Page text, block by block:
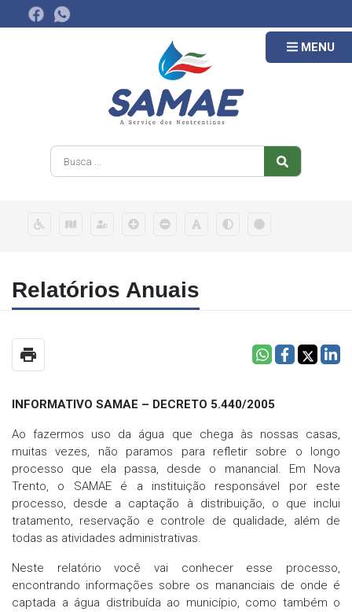
MENU
Relatórios Anuais
print
INFORMATIVO SAMAE – DECRETO 5.440/2005
Ao fazermos uso da água que chega às nossas casas,
muitas vezes, não paramos para refletir sobre o longo
processo que ela passa, desde o manancial. Em Nova
Trento, o SAMAE é a instituição responsável por este
processo, desde a captação à distribuição, o que inclui
tratamento, reservação e controle de qualidade, além de
todas as atividades administrativas.
Neste relatório você vai conhecer esse processo,
encontrando informações sobre os mananciais de onde é
captada a água distribuída ao município, como também o